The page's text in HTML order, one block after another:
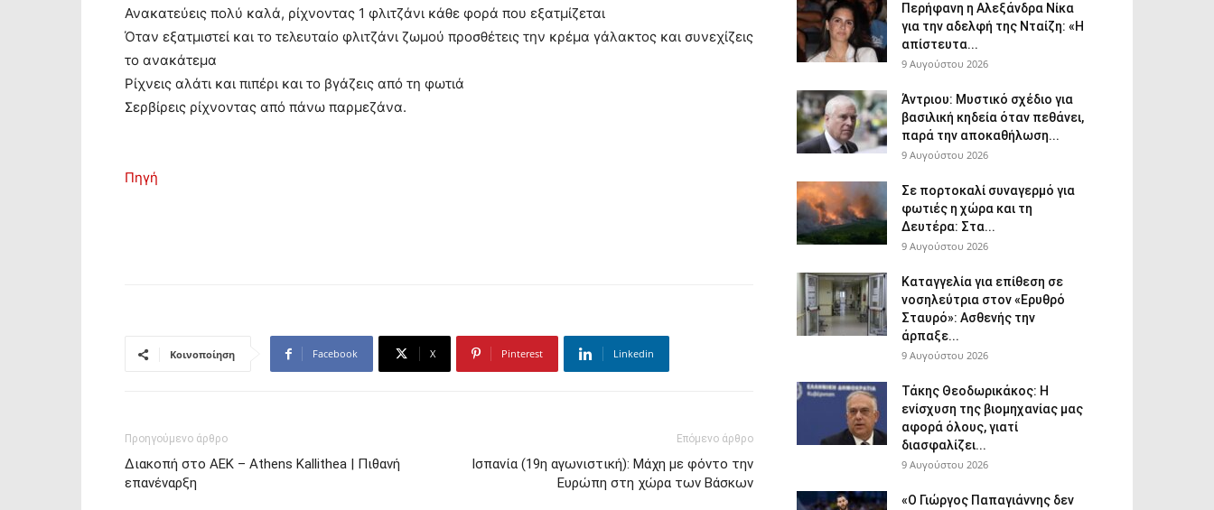
Ανακατεύεις πολύ καλά, ρίχνοντας 1 φλιτζάνι κάθε φορά που εξατμίζεται
Όταν εξατμιστεί και το τελευταίο φλιτζάνι ζωμού προσθέτεις την κρέμα γάλακτος και συνεχίζεις
το ανακάτεμα
Ρίχνεις αλάτι και πιπέρι και το βγάζεις από τη φωτιά
Σερβίρεις ρίχνοντας από πάνω παρμεζάνα.
Πηγή
Κοινοποίηση Facebook X Pinterest Linkedin
Προηγούμενο άρθρο
Διακοπή στο ΑΕΚ – Athens Kallithea | Πιθανή
επανέναρξη
Επόμενο άρθρο
Ισπανία (19η αγωνιστική): Μάχη με φόντο την
Ευρώπη στη χώρα των Βάσκων
Περήφανη η Αλεξάνδρα Νίκα
για την αδελφή της Νταίζη: «Η
απίστευτα...
9 Αυγούστου 2026
Άντριου: Μυστικό σχέδιο για
βασιλική κηδεία όταν πεθάνει,
παρά την αποκαθήλωση...
9 Αυγούστου 2026
Σε πορτοκαλί συναγερμό για
φωτιές η χώρα και τη
Δευτέρα: Στα...
9 Αυγούστου 2026
Καταγγελία για επίθεση σε
νοσηλεύτρια στον «Ερυθρό
Σταυρό»: Ασθενής την
άρπαξε...
9 Αυγούστου 2026
Τάκης Θεοδωρικάκος: Η
ενίσχυση της βιομηχανίας μας
αφορά όλους, γιατί
διασφαλίζει...
9 Αυγούστου 2026
«Ο Γιώργος Παπαγιάννης δεν